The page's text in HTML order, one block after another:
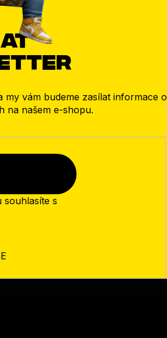
my vám budeme zasílat informace o
na našem e-shopu.
souhlasíte s